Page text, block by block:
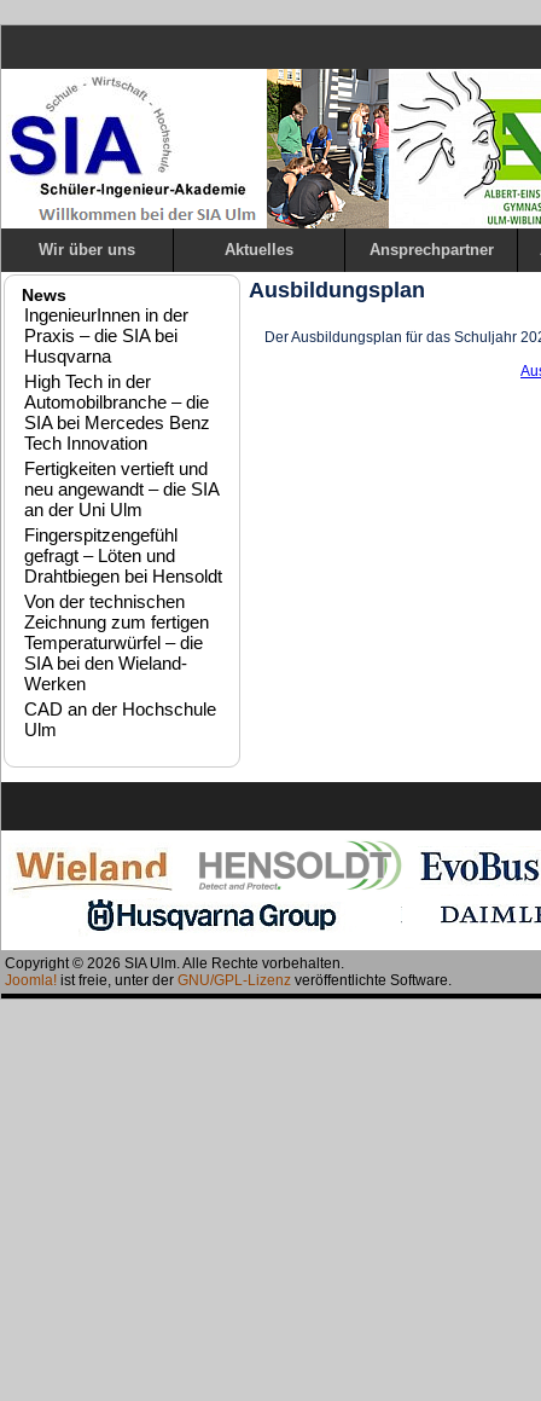
Wir über uns Aktuelles Ansprechpartner
News
IngenieurInnen in der
Praxis – die SIA bei
Husqvarna
High Tech in der
Automobilbranche – die
SIA bei Mercedes Benz
Tech Innovation
Fertigkeiten vertieft und
neu angewandt – die SIA
an der Uni Ulm
Fingerspitzengefühl
gefragt – Löten und
Drahtbiegen bei Hensoldt
Von der technischen
Zeichnung zum fertigen
Temperaturwürfel – die
SIA bei den Wieland-
Werken
CAD an der Hochschule
Ulm
Ausbildungsplan
Der Ausbildungsplan für das Schuljahr
Copyright © 2026 SIA Ulm. Alle Rechte vorbehalten.
Joomla! ist freie, unter der GNU/GPL-Lizenz veröffentlichte Software.